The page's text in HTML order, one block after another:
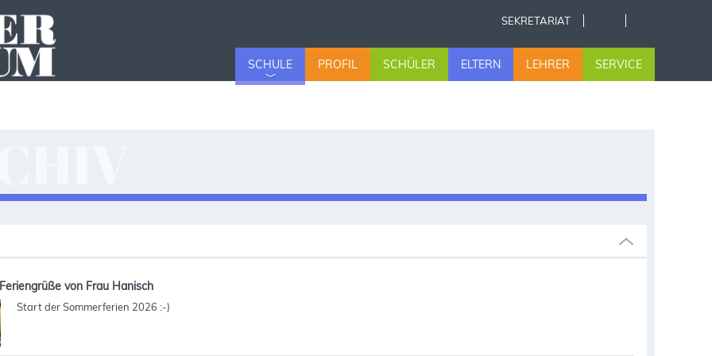
SEKRETARIAT
SCHULE PROFIL SCHÜLER ELTERN LEHRER SERVICE
Feriengrüße von Frau Hanisch
Start der Sommerferien 2026 :-)